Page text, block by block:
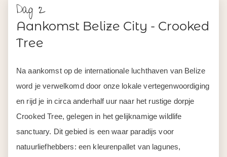
Dag 2
Aankomst Belize City - Crooked
Tree
Na aankomst op de internationale luchthaven van Belize
word je verwelkomd door onze lokale vertegenwoordiging
en rijd je in circa anderhalf uur naar het rustige dorpje
Crooked Tree, gelegen in het gelijknamige wildlife
sanctuary. Dit gebied is een waar paradijs voor
natuurliefhebbers: een kleurenpallet van lagunes,